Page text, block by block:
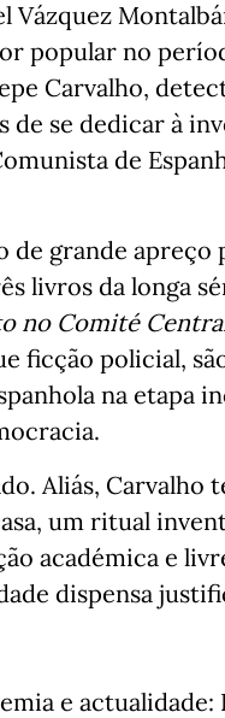
Vázquez
popular no
Carvalho,
de se dedicar à
de
de grande
livros da longa
no Comité
ficção policial,
na etapa
Aliás,
um ritual
académica e
dispensa
e